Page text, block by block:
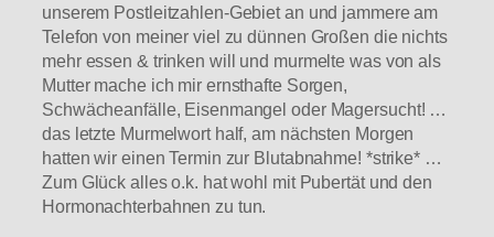
unserem Postleitzahlen-Gebiet an und jammere am
Telefon von meiner viel zu dünnen Großen die nichts
mehr essen & trinken will und murmelte was von als
Mutter mache ich mir ernsthafte Sorgen,
Schwächeanfälle, Eisenmangel oder Magersucht! …
das letzte Murmelwort half, am nächsten Morgen
hatten wir einen Termin zur Blutabnahme! *strike* …
Zum Glück alles o.k. hat wohl mit Pubertät und den
Hormonachterbahnen zu tun.